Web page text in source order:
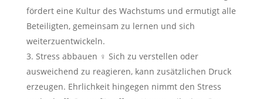
fördert eine Kultur des Wachstums und ermutigt alle
Beteiligten, gemeinsam zu lernen und sich
weiterzuentwickeln.
Stress abbauen ‍♀️ Sich zu verstellen oder
ausweichend zu reagieren, kann zusätzlichen Druck
erzeugen. Ehrlichkeit hingegen nimmt den Stress